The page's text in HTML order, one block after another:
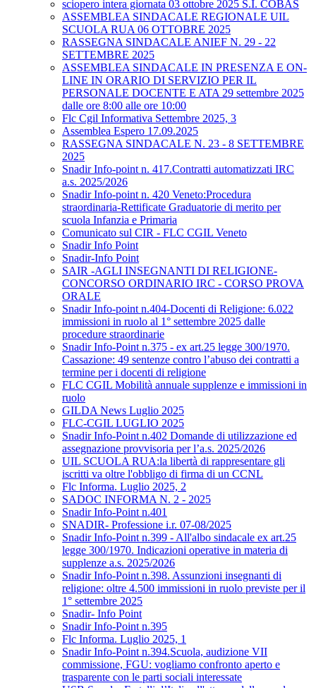
sciopero intera giornata 03 ottobre 2025 S.I. COBAS
ASSEMBLEA SINDACALE REGIONALE UIL
SCUOLA RUA 06 OTTOBRE 2025
RASSEGNA SINDACALE ANIEF N. 29 - 22
SETTEMBRE 2025
ASSEMBLEA SINDACALE IN PRESENZA E ON-
LINE IN ORARIO DI SERVIZIO PER IL
PERSONALE DOCENTE E ATA 29 settembre 2025
dalle ore 8:00 alle ore 10:00
Flc Cgil Informativa Settembre 2025, 3
Assemblea Espero 17.09.2025
RASSEGNA SINDACALE N. 23 - 8 SETTEMBRE
2025
Snadir Info-point n. 417.Contratti automatizzati IRC
a.s. 2025/2026
Snadir Info-point n. 420 Veneto:Procedura
straordinaria-Rettificate Graduatorie di merito per
scuola Infanzia e Primaria
Comunicato sul CIR - FLC CGIL Veneto
Snadir Info Point
Snadir-Info Point
SAIR -AGLI INSEGNANTI DI RELIGIONE-
CONCORSO ORDINARIO IRC - CORSO PROVA
ORALE
Snadir Info-point n.404-Docenti di Religione: 6.022
immissioni in ruolo al 1° settembre 2025 dalle
procedure straordinarie
Snadir Info-Point n.375 - ex art.25 legge 300/1970.
Cassazione: 49 sentenze contro l’abuso dei contratti a
termine per i docenti di religione
FLC CGIL Mobilità annuale supplenze e immissioni in
ruolo
GILDA News Luglio 2025
FLC-CGIL LUGLIO 2025
Snadir Info-Point n.402 Domande di utilizzazione ed
assegnazione provvisoria per l’a.s. 2025/2026
UIL SCUOLA RUA:la libertà di rappresentare gli
iscritti va oltre l'obbligo di firma di un CCNL
Flc Informa. Luglio 2025, 2
SADOC INFORMA N. 2 - 2025
Snadir Info-Point n.401
SNADIR- Professione i.r. 07-08/2025
Snadir Info-Point n.399 - All'albo sindacale ex art.25
legge 300/1970. Indicazioni operative in materia di
supplenze a.s. 2025/2026
Snadir Info-Point n.398. Assunzioni insegnanti di
religione: oltre 4.500 immissioni in ruolo previste per il
1° settembre 2025
Snadir- Info Point
Snadir Info-Point n.395
Flc Informa. Luglio 2025, 1
Snadir Info-Point n.394.Scuola, audizione VII
commissione, FGU: vogliamo confronto aperto e
trasparente con le parti sociali interessate